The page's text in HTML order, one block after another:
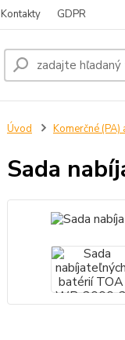
Kontakty GDPR
Úvod Komerčné
Sada